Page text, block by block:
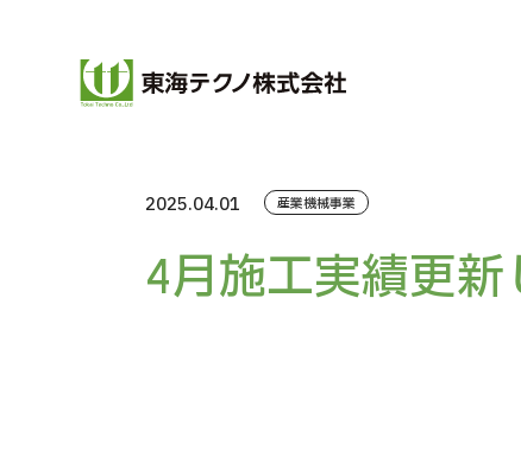
2025.04.01 産業機械事業
4月施工実績更新